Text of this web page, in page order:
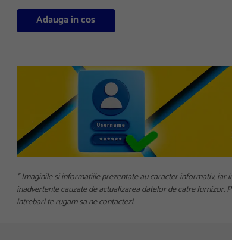
Adauga in cos
* Imaginile si informatiile prezentate au caracter informativ, iar
inadvertente cauzate de actualizarea datelor de catre furnizor.
intrebari te rugam sa ne contactezi.